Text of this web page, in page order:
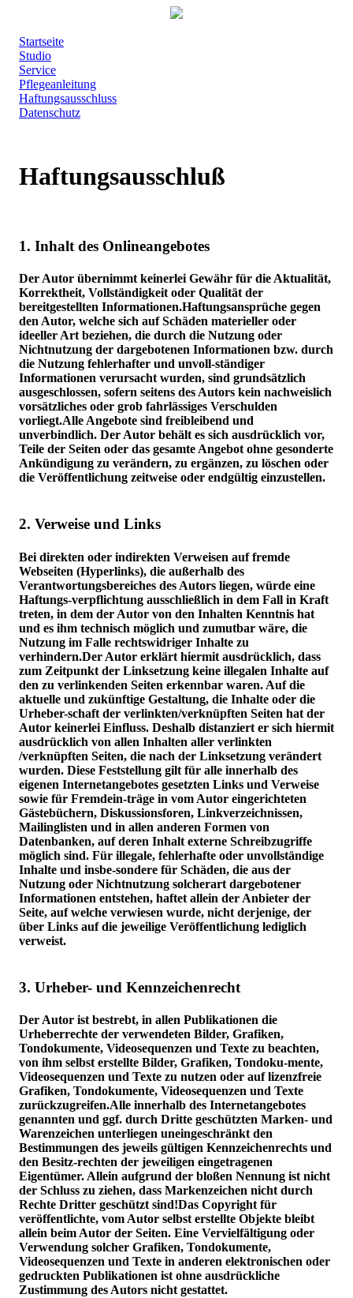
Startseite
Studio
Service
Pflegeanleitung
Haftungsausschluss
Datenschutz
Haftungsausschluß
1. Inhalt des Onlineangebotes
Der Autor übernimmt keinerlei Gewähr für die Aktualität,
Korrektheit, Vollständigkeit oder Qualität der
bereitgestellten Informationen.Haftungsansprüche gegen
den Autor, welche sich auf Schäden materieller oder
ideeller Art beziehen, die durch die Nutzung oder
Nichtnutzung der dargebotenen Informationen bzw. durch
die Nutzung fehlerhafter und unvoll-ständiger
Informationen verursacht wurden, sind grundsätzlich
ausgeschlossen, sofern seitens des Autors kein nachweislich
vorsätzliches oder grob fahrlässiges Verschulden
vorliegt.Alle Angebote sind freibleibend und
unverbindlich. Der Autor behält es sich ausdrücklich vor,
Teile der Seiten oder das gesamte Angebot ohne gesonderte
Ankündigung zu verändern, zu ergänzen, zu löschen oder
die Veröffentlichung zeitweise oder endgültig einzustellen.
2. Verweise und Links
Bei direkten oder indirekten Verweisen auf fremde
Webseiten (Hyperlinks), die außerhalb des
Verantwortungsbereiches des Autors liegen, würde eine
Haftungs-verpflichtung ausschließlich in dem Fall in Kraft
treten, in dem der Autor von den Inhalten Kenntnis hat
und es ihm technisch möglich und zumutbar wäre, die
Nutzung im Falle rechtswidriger Inhalte zu
verhindern.Der Autor erklärt hiermit ausdrücklich, dass
zum Zeitpunkt der Linksetzung keine illegalen Inhalte auf
den zu verlinkenden Seiten erkennbar waren. Auf die
aktuelle und zukünftige Gestaltung, die Inhalte oder die
Urheber-schaft der verlinkten/verknüpften Seiten hat der
Autor keinerlei Einfluss. Deshalb distanziert er sich hiermit
ausdrücklich von allen Inhalten aller verlinkten
/verknüpften Seiten, die nach der Linksetzung verändert
wurden. Diese Feststellung gilt für alle innerhalb des
eigenen Internetangebotes gesetzten Links und Verweise
sowie für Fremdein-träge in vom Autor eingerichteten
Gästebüchern, Diskussionsforen, Linkverzeichnissen,
Mailinglisten und in allen anderen Formen von
Datenbanken, auf deren Inhalt externe Schreibzugriffe
möglich sind. Für illegale, fehlerhafte oder unvollständige
Inhalte und insbe-sondere für Schäden, die aus der
Nutzung oder Nichtnutzung solcherart dargebotener
Informationen entstehen, haftet allein der Anbieter der
Seite, auf welche verwiesen wurde, nicht derjenige, der
über Links auf die jeweilige Veröffentlichung lediglich
verweist.
3. Urheber- und Kennzeichenrecht
Der Autor ist bestrebt, in allen Publikationen die
Urheberrechte der verwendeten Bilder, Grafiken,
Tondokumente, Videosequenzen und Texte zu beachten,
von ihm selbst erstellte Bilder, Grafiken, Tondoku-mente,
Videosequenzen und Texte zu nutzen oder auf lizenzfreie
Grafiken, Tondokumente, Videosequenzen und Texte
zurückzugreifen.Alle innerhalb des Internetangebotes
genannten und ggf. durch Dritte geschützten Marken- und
Warenzeichen unterliegen uneingeschränkt den
Bestimmungen des jeweils gültigen Kennzeichenrechts und
den Besitz-rechten der jeweiligen eingetragenen
Eigentümer. Allein aufgrund der bloßen Nennung ist nicht
der Schluss zu ziehen, dass Markenzeichen nicht durch
Rechte Dritter geschützt sind!Das Copyright für
veröffentlichte, vom Autor selbst erstellte Objekte bleibt
allein beim Autor der Seiten. Eine Vervielfältigung oder
Verwendung solcher Grafiken, Tondokumente,
Videosequenzen und Texte in anderen elektronischen oder
gedruckten Publikationen ist ohne ausdrückliche
Zustimmung des Autors nicht gestattet.